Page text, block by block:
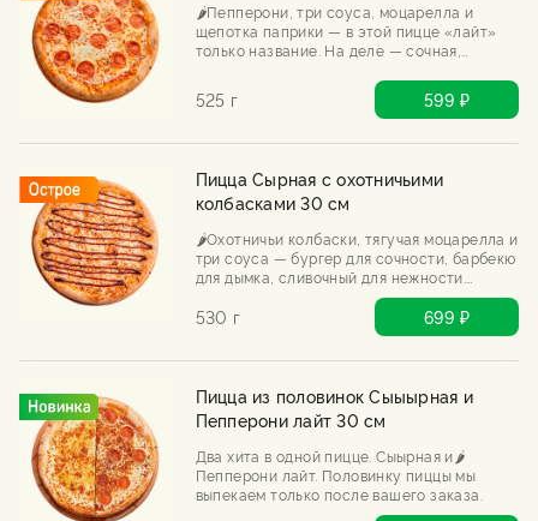
🌶️Пепперони, три соуса, моцарелла и
щепотка паприки — в этой пицце «лайт»
только название. На деле — сочная,
525 г 599 ₽
Пицца Сырная с охотничьими
колбасками 30 см
🌶️Охотничьи колбаски, тягучая моцарелла и
три соуса — бургер для сочности, барбекю
для дымка, сливочный для нежности.
Сырная, но с характером. Хоть в лес с ней,
хоть на диван.
530 г 699 ₽
Пицца из половинок Сыыырная и
Пепперони лайт 30 см
Два хита в одной пицце. Сыырная и🌶️
Пепперони лайт. Половинку пиццы мы
выпекаем только после вашего заказа.